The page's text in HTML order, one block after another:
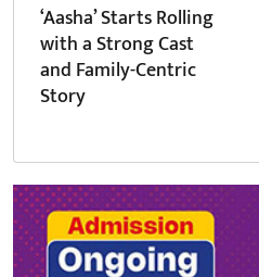
‘Aasha’ Starts Rolling
with a Strong Cast
and Family-Centric
Story